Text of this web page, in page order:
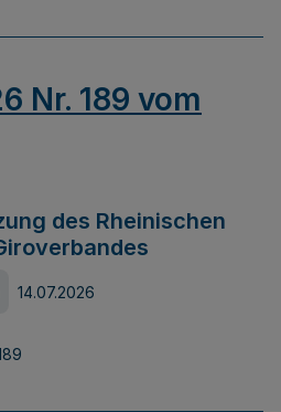
Nr. 189 vom
des Rheinischen
14.07.2026